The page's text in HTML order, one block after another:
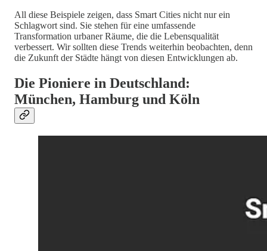
All diese Beispiele zeigen, dass Smart Cities nicht nur ein
Schlagwort sind. Sie stehen für eine umfassende
Transformation urbaner Räume, die die Lebensqualität
verbessert. Wir sollten diese Trends weiterhin beobachten, denn
die Zukunft der Städte hängt von diesen Entwicklungen ab.
Die Pioniere in Deutschland:
München, Hamburg und Köln